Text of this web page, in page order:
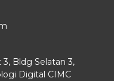
Bldg Selatan 3,
Digital CIMC